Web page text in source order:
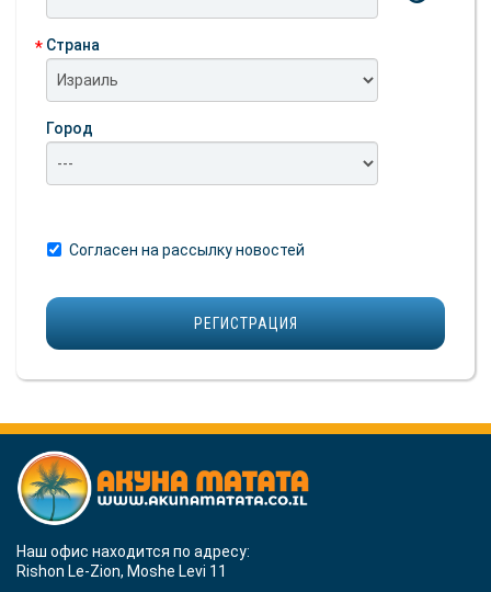
Страна
Город
Согласен на рассылку новостей
Наш офис находится по адресу:
Rishon Le-Zion, Moshe Levi 11